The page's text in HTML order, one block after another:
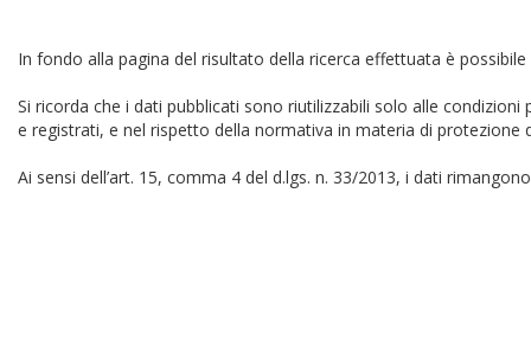
In fondo alla pagina del risultato della ricerca effettuata è
Si ricorda che i dati pubblicati sono riutilizzabili solo alle
e registrati, e nel rispetto della normativa in materia di protezione
Ai sensi dell’art. 15, comma 4 del d.lgs. n. 33/2013, i dati